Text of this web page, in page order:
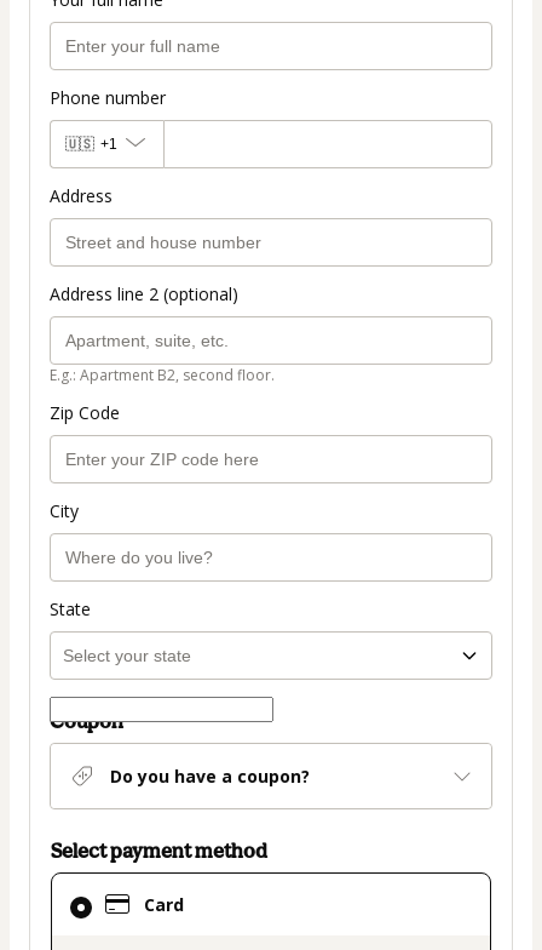
Phone number
🇺🇸 +1
Address
Address line 2 (optional)
E.g.: Apartment B2, second floor.
Zip Code
City
State
Coupon
Do you have a coupon?
Select payment method
Card
Card
selected